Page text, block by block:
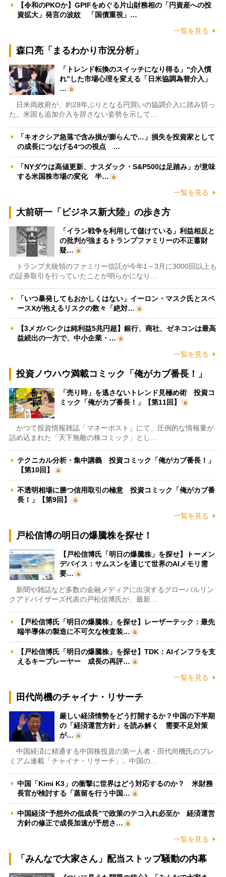
【令和のPKOか】GPIFをめぐる片山財務相の「円資産への投
資拡大」発言の波紋 「国債重視」…
一覧を見る
森口亮「まるわかり市況分析」
「トレンド転換のスイッチになり得る」“介入慣
れ”した市場心理を変える「日米協調為替介入」
…
日米両政府が、約28年ぶりとなる円買いの協調介入に踏み切っ
た。米国も追加介入を辞さない姿勢を示して…
「キオクシア急落で含み損が膨らんで…」損失を投資家として
の成長につなげる4つの視点 …
「NYダウは高値更新、ナスダック・S&P500は足踏み」が意味
する米国株市場の変化 半…
一覧を見る
大前研一「ビジネス新大陸」の歩き方
「イラン戦争を利用して儲けている」利益相反と
の批判が強まるトランプファミリーの不正蓄財
疑…
トランプ大統領のファミリー信託が今年1～3月に3000回以上も
の証券取引を行っていたことが明らかになり…
「いつ暴発してもおかしくはない」イーロン・マスク氏とスペ
ースXが抱えるリスクの数々「絶対…
【3メガバンクは純利益5兆円超】銀行、商社、ゼネコンは最高
益続出の一方で、中小企業・…
一覧を見る
投資ノウハウ満載コミック「俺がカブ番長！」
「売り時」を逃さないトレンド見極め術 投資コ
ミック「俺がカブ番長！」【第11回】
かつて投資情報雑誌「マネーポスト」にて、圧倒的な情報量が
詰め込まれた「天下無敵の株コミック」とし…
テクニカル分析・集中講義 投資コミック「俺がカブ番長！」
【第10回】
不透明相場に勝つ信用取引の極意 投資コミック「俺がカブ番
長！」【第9回】
一覧を見る
戸松信博の明日の爆騰株を探せ！
【戸松信博氏「明日の爆騰株」を探せ】トーメン
デバイス：サムスンを通じて世界のAIメモリ需
要…
新聞や雑誌など多数の金融メディアに出演するグローバルリン
クアドバイザーズ代表の戸松信博氏が、最新…
【戸松信博氏「明日の爆騰株」を探せ】レーザーテック：最先
端半導体の製造に不可欠な検査装…
【戸松信博氏「明日の爆騰株」を探せ】TDK：AIインフラを支
えるキープレーヤー 成長の再評…
一覧を見る
田代尚機のチャイナ・リサーチ
厳しい経済情勢をどう打開するか？中国の下半期
の「経済運営方針」を読み解く 需要不足対策
が…
中国経済に精通する中国株投資の第一人者・田代尚機氏のプレ
ミアム連載「チャイナ・リサーチ」。中国の…
中国「Kimi K3」の衝撃に世界はどう対応するのか？ 米財務
長官が検討する「蒸留を行う中国…
中国経済“予想外の低成長”で政策のテコ入れ必至か 経済運営
方針の修正で成長加速が予想さ…
一覧を見る
「みんなで大家さん」配当ストップ騒動の内幕